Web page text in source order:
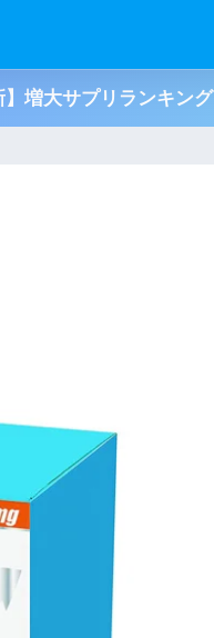
】増大サプリランキング